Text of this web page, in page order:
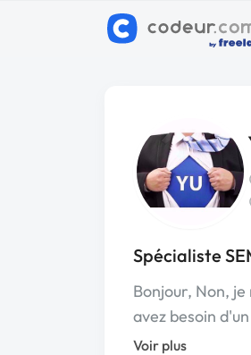
Spécialiste
Bonjour, Non, je
avez besoin
Voir plus